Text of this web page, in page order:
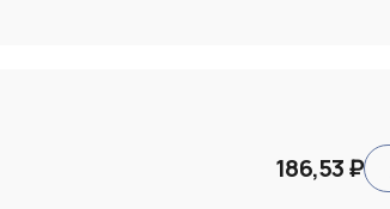
186,53 ₽